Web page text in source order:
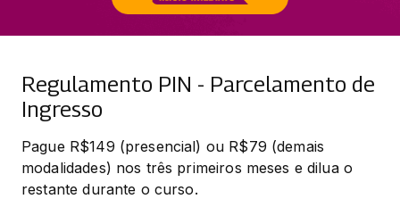
Regulamento PIN - Parcelamento de
Ingresso
Pague R$149 (presencial) ou R$79 (demais
modalidades) nos três primeiros meses e dilua o
restante durante o curso.